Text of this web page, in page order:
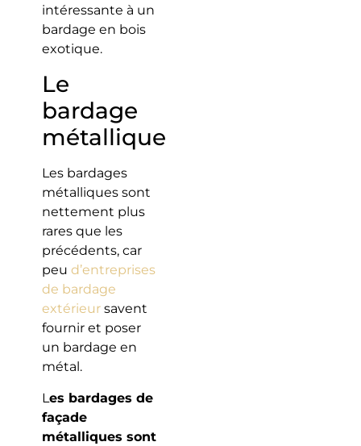
intéressante à un
bardage en bois
exotique.
Le
bardage
métallique
Les bardages
métalliques sont
nettement plus
rares que les
précédents, car
peu d’entreprises
de bardage
extérieursavent
fournir et poser
un bardage en
métal.
Les bardages de
façade
métalliques sont